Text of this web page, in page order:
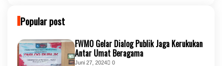
Popular post
FWMO Gelar Dialog Publik Jaga Kerukukan
Antar Umat Beragama
Juni 27, 2024 0